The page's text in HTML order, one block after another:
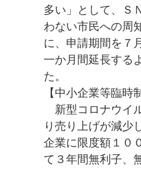
多い」として、Ｓ
わない市民への周
に、申請期間を７
一か月間延長する
た。
【中小企業等臨時
新型コロナウイ
り売り上げが減少
企業に限度額１０
て３年間無利子、